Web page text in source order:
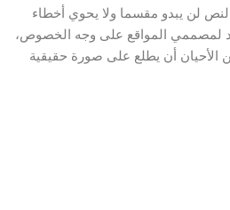
لن يبدو مقسما ولا يحوي أخطاء
لمصممي المواقع على وجه الخصوص،
الأحيان أن يطلع على صورة حقيقية